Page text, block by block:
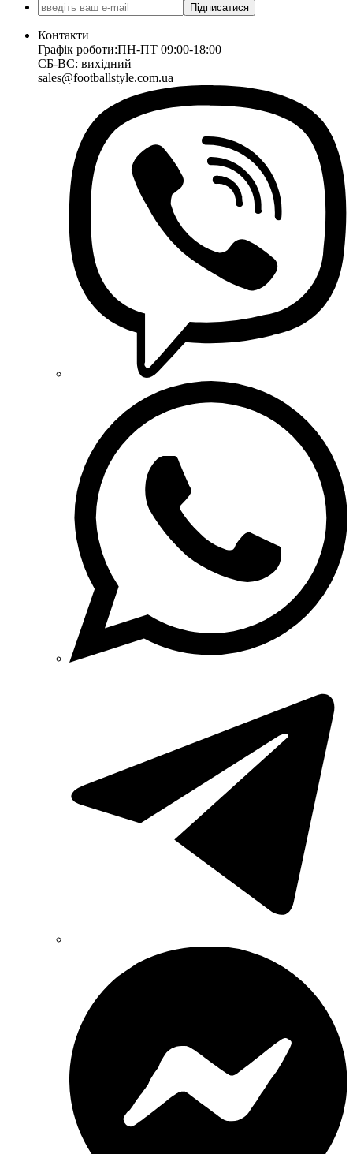
Підписатися
Контакти
Графік роботи:ПН-ПТ 09:00-18:00
СБ-ВС: вихідний
sales@footballstyle.com.ua